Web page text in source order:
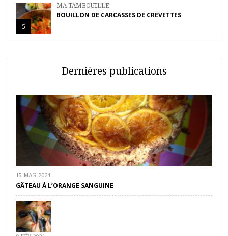
5
MA TAMBOUILLE
BOUILLON DE CARCASSES DE CREVETTES
Dernières publications
15 MAR 2024
GÂTEAU À L’ORANGE SANGUINE